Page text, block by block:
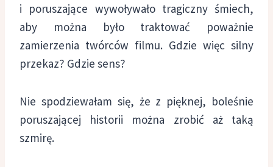
i poruszające wywoływało tragiczny śmiech,
aby można było traktować poważnie
zamierzenia twórców filmu. Gdzie więc silny
przekaz? Gdzie sens?
Nie spodziewałam się, że z pięknej, boleśnie
poruszającej historii można zrobić aż taką
szmirę.